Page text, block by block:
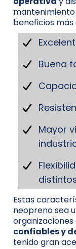
beneficios
Buena
Mayor
Estas
neopreno sea
confiables y
tenido gran